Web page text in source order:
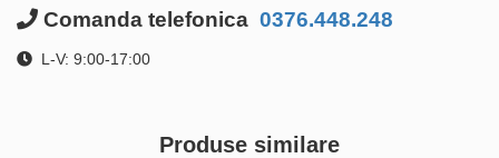
Comanda telefonica 0376.448.248
L-V: 9:00-17:00
Produse similare